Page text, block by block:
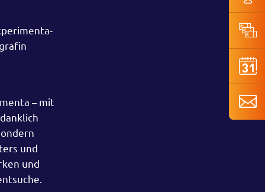
– mit
und
und